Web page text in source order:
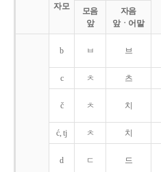
자모
모음
앞
자음
앞ㆍ어말
b ㅂ 브
c ㅊ 츠
č ㅊ 치
ć, tj ㅊ 치
d ㄷ 드